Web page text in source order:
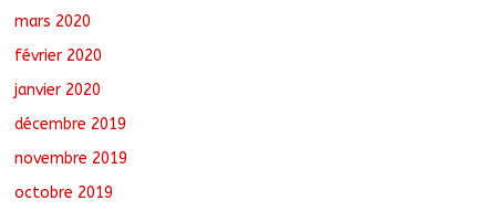
mars 2020
février 2020
janvier 2020
décembre 2019
novembre 2019
octobre 2019